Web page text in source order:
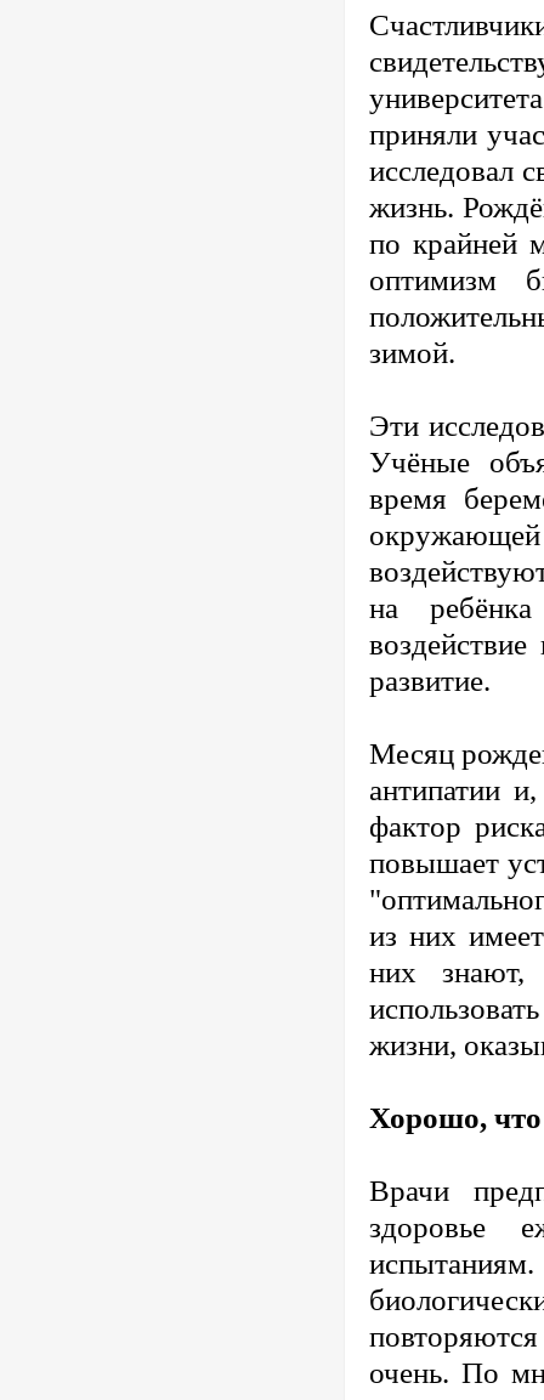
приняли
исследовал
жизнь.
по крайней
оптимизм
зимой.
Эти
Учёные
время
окружающей
на
развитие.
Месяц
антипатии
фактор
повышает
из них
них знают,
жизни,
Хорошо, что
Врачи
здоровье
очень. По